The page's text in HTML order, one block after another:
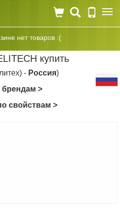
нет товаров :(
купить
- Россия)
>
свойствам >